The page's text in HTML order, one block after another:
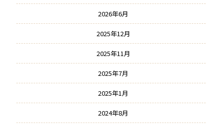
2026年6月
2025年12月
2025年11月
2025年7月
2025年1月
2024年8月